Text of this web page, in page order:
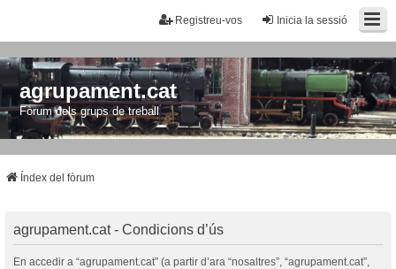
Inicia la sessió
Registreu-vos
agrupament.cat
Fòrum dels grups de treball
Índex del fòrum
agrupament.cat - Condicions d’ús
En accedir a “agrupament.cat” (a partir d’ara “nosaltres”, “agrupament.cat”,